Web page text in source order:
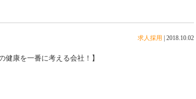
求人採用 2018.10.02
康を一番に考える会社！】